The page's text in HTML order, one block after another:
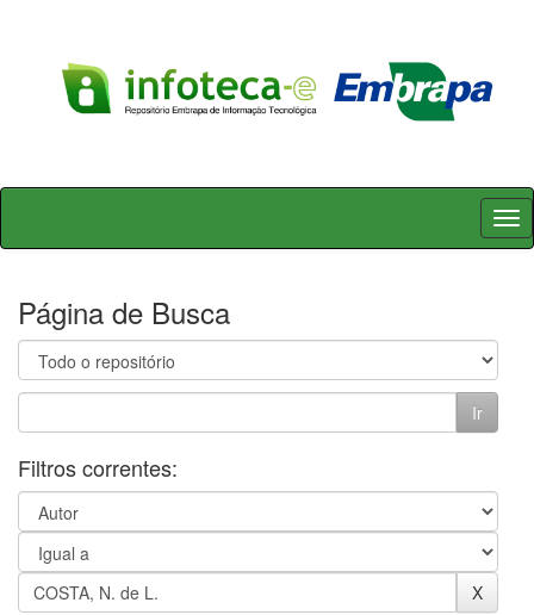
Skip
Página de Busca
Filtros correntes: